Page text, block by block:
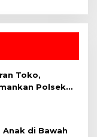
Toko,
Polsek
di Bawah